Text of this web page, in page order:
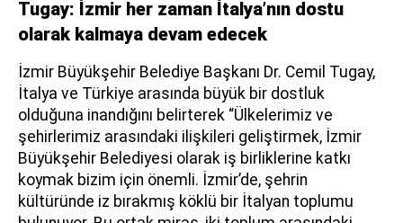
Tugay: İzmir her zaman İtalya’nın dostu
olarak kalmaya devam edecek
İzmir Büyükşehir Belediye Başkanı Dr. Cemil Tugay,
İtalya ve Türkiye arasında büyük bir dostluk
olduğuna inandığını belirterek “Ülkelerimiz ve
şehirlerimiz arasındaki ilişkileri geliştirmek, İzmir
Büyükşehir Belediyesi olarak iş birliklerine katkı
koymak bizim için önemli. İzmir’de, şehrin
kültüründe iz bırakmış köklü bir İtalyan toplumu